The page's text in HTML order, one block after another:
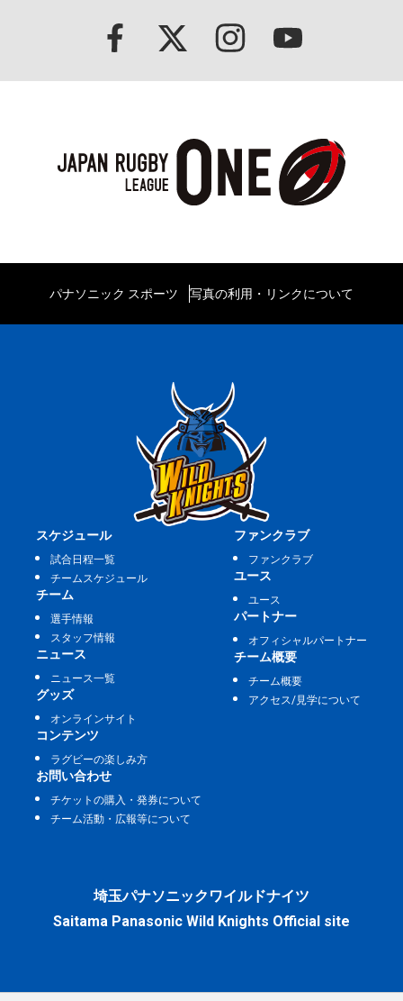
パナソニック スポーツ 写真の利用・リンクについて
スケジュール
試合日程一覧
チームスケジュール
チーム
選手情報
スタッフ情報
ニュース
ニュース一覧
グッズ
オンラインサイト
ファンクラブ
ファンクラブ
ユース
ユース
パートナー
オフィシャルパートナー
チーム概要
チーム概要
アクセス/見学について
コンテンツ
ラグビーの楽しみ方
お問い合わせ
チケットの購入・発券について
チーム活動・広報等について
埼玉パナソニックワイルドナイツ
Saitama Panasonic Wild Knights Official site